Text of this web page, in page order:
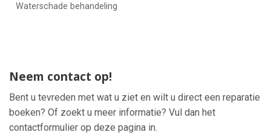
Waterschade behandeling
Neem contact op!
Bent u tevreden met wat u ziet en wilt u direct een reparatie
boeken? Of zoekt u meer informatie? Vul dan het
contactformulier op deze pagina in.